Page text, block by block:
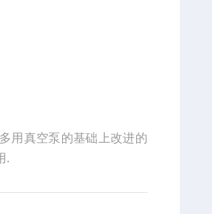
用真空泵的基础上改进的
.